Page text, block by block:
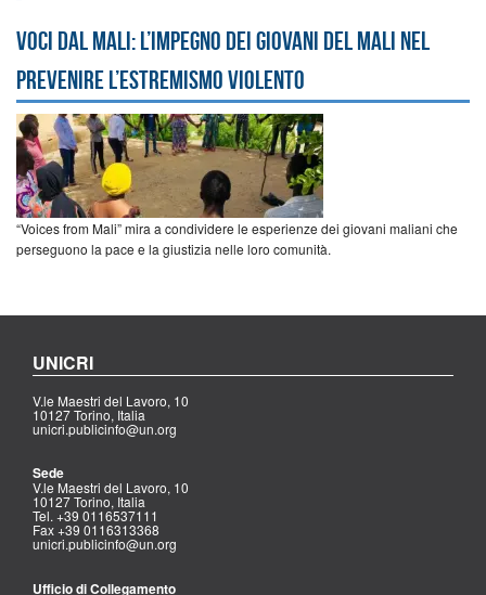
Voci dal Mali: l’impegno dei giovani del Mali nel
prevenire l’estremismo violento
“Voices from Mali” mira a condividere le esperienze dei giovani maliani che
perseguono la pace e la giustizia nelle loro comunità.
UNICRI
V.le Maestri del Lavoro, 10
10127 Torino, Italia
unicri.publicinfo@un.org
Sede
V.le Maestri del Lavoro, 10
10127 Torino, Italia
Tel. +39 0116537111
Fax +39 0116313368
unicri.publicinfo@un.org
Ufficio di Collegamento